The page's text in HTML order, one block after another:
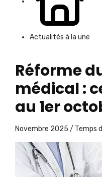
Actualités à la une
Réforme
médical :
au 1er
Novembre 2025 / Temps